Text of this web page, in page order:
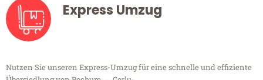
Express Umzug
Nutzen Sie unseren Express-Umzug für eine schnelle und effiziente